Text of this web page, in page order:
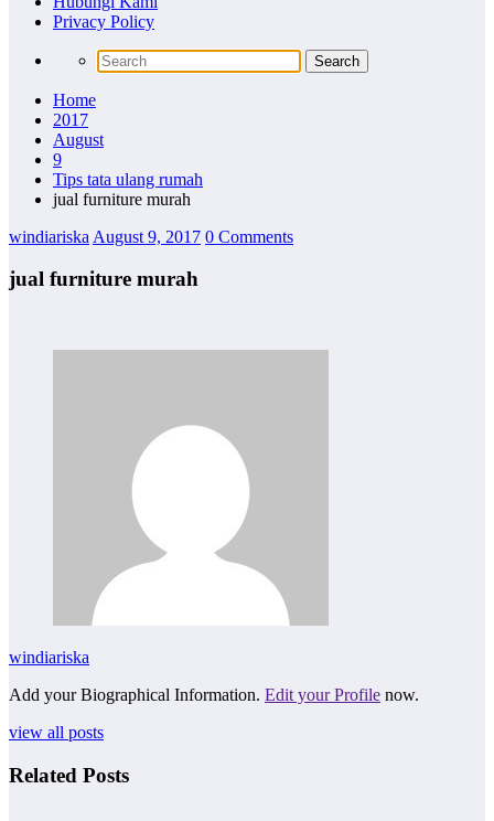
Privacy Policy
Home
2017
August
9
Tips tata ulang rumah
jual furniture murah
windiariska August 9, 2017 0 Comments
jual furniture murah
windiariska
Add your Biographical Information. Edit your Profile now.
view all posts
Related Posts